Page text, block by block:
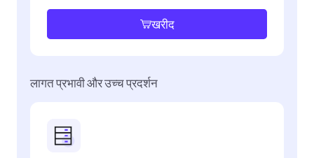
खरीद
लागत प्रभावी और उच्च प्रदर्शन